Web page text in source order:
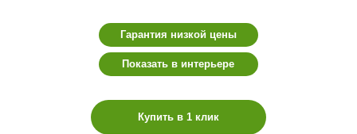
Гарантия низкой цены
Показать в интерьере
Купить в 1 клик